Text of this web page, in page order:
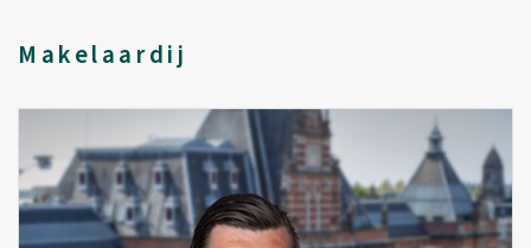
Verwacht
Bedrijfsaanbod
Aangekocht
Recent transacties
Makelaardij